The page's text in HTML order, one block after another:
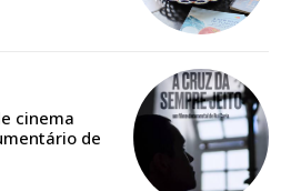
Exclusivos para
cinema
de